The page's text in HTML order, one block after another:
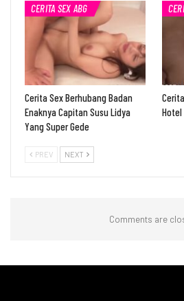
CERITA SEX ABG
Cerita Sex Berhubang Badan
Enaknya Capitan Susu Lidya
Yang Super Gede
PREV NEXT
Comments are